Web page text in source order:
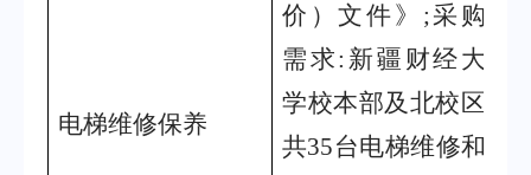
电梯维修保养
价）文件》 ;采购
需求: 新疆财经大
学校本部及北校区
共35台电梯维修和